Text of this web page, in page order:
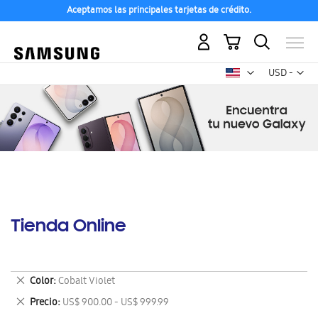
Aceptamos las principales tarjetas de crédito.
USD -
dólar
Mi carrito
Tienda Online
Color Cobalt Violet
Eliminar
este
artículo
Precio US$ 900.00 - US$ 999.99
Eliminar